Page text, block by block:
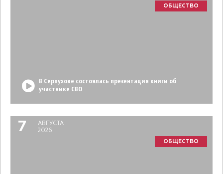
ОБЩЕСТВО
В Серпухове состоялась презентация книги об
участнике СВО
7
АВГУСТА
2026
ОБЩЕСТВО